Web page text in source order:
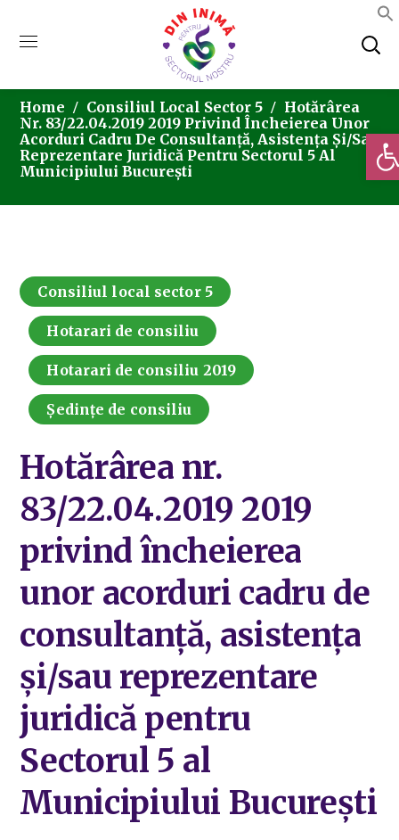
Home Consiliul Local Sector 5
Hotărârea
Nr. 83/22.04.2019 2019 Privind Încheierea Unor
Acorduri Cadru De Consultanță, Asistența Și/sau
Reprezentare Juridică Pentru Sectorul 5 Al
Municipiului București
Consiliul local sector 5
Hotarari de consiliu
Hotarari de consiliu 2019
Ședințe de consiliu
Hotărârea nr.
83/22.04.2019 2019
privind încheierea
unor acorduri cadru de
consultanță, asistența
și/sau reprezentare
juridică pentru
Sectorul 5 al
Municipiului București